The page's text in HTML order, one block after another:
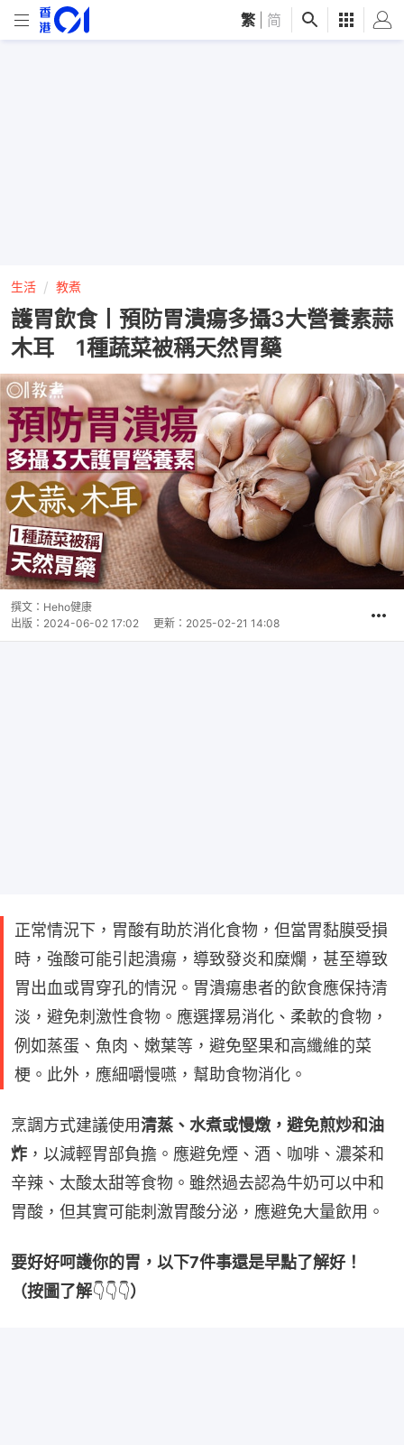
繁 简
生活 教煮
護胃飲食丨預防胃潰瘍多攝3大營養素蒜
木耳 1種蔬菜被稱天然胃藥
撰文： Heho健康
出版： 2024-06-02 17:02 更新： 2025-02-21 14:08
正常情況下，胃酸有助於消化食物，但當胃黏膜受損
時，強酸可能引起潰瘍，導致發炎和糜爛，甚至導致
胃出血或胃穿孔的情況。胃潰瘍患者的飲食應保持清
淡，避免刺激性食物。應選擇易消化、柔軟的食物，
例如蒸蛋、魚肉、嫩葉等，避免堅果和高纖維的菜
梗。此外，應細嚼慢嚥，幫助食物消化。
烹調方式建議使用清蒸、水煮或慢燉，避免煎炒和油
炸 ，以減輕胃部負擔。應避免煙、酒、咖啡、濃茶和
辛辣、太酸太甜等食物。雖然過去認為牛奶可以中和
胃酸，但其實可能刺激胃酸分泌，應避免大量飲用。
要好好呵護你的胃，以下7件事還是早點了解好！
（按圖了解👇👇👇）